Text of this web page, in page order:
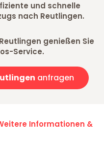
und schnelle
nach Reutlingen.
genießen Sie
Service.
anfragen
Informationen &